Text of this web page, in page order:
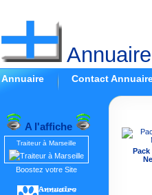
Annuaire Contact
A l'affiche
Traiteur à Marseille
Boostez votre Site
Pack